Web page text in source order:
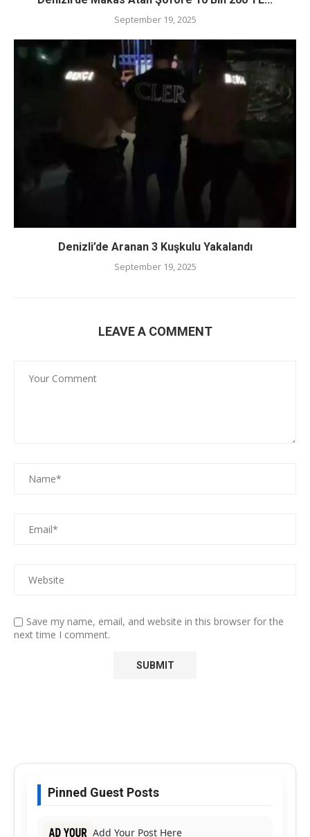
September 19, 2025
Denizli’de Aranan 3 Kuşkulu Yakalandı
September 19, 2025
LEAVE A COMMENT
Save my name, email, and website in this browser for the
next time I comment.
Pinned Guest Posts
Add Your Post Here